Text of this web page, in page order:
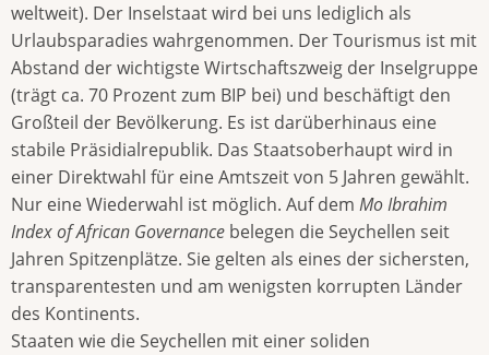
weltweit). Der Inselstaat wird bei uns lediglich als
Urlaubsparadies wahrgenommen. Der Tourismus ist mit
Abstand der wichtigste Wirtschaftszweig der Inselgruppe
(trägt ca. 70 Prozent zum BIP bei) und beschäftigt den
Großteil der Bevölkerung. Es ist darüberhinaus eine
stabile Präsidialrepublik. Das Staatsoberhaupt wird in
einer Direktwahl für eine Amtszeit von 5 Jahren gewählt.
Nur eine Wiederwahl ist möglich. Auf dem Mo Ibrahim
Index of African Governance belegen die Seychellen seit
Jahren Spitzenplätze. Sie gelten als eines der sichersten,
transparentesten und am wenigsten korrupten Länder
des Kontinents.
Staaten wie die Seychellen mit einer soliden